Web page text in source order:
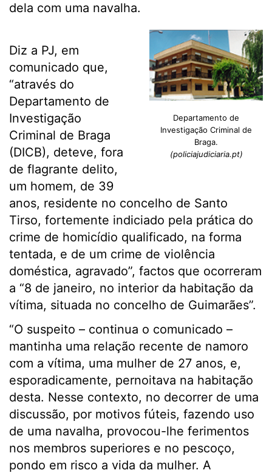
dela com uma navalha.
Departamento de
Investigação Criminal de
Braga.
(policiajudiciaria.pt)
Diz a PJ, em
comunicado que,
“através do
Departamento de
Investigação
Criminal de Braga
(DICB), deteve, fora
de flagrante delito,
um homem, de 39
anos, residente no concelho de Santo
Tirso, fortemente indiciado pela prática do
crime de homicídio qualificado, na forma
tentada, e de um crime de violência
doméstica, agravado”, factos que ocorreram
a “8 de janeiro, no interior da habitação da
vítima, situada no concelho de Guimarães”.
“O suspeito – continua o comunicado –
mantinha uma relação recente de namoro
com a vítima, uma mulher de 27 anos, e,
esporadicamente, pernoitava na habitação
desta. Nesse contexto, no decorrer de uma
discussão, por motivos fúteis, fazendo uso
de uma navalha, provocou-lhe ferimentos
nos membros superiores e no pescoço,
pondo em risco a vida da mulher. A